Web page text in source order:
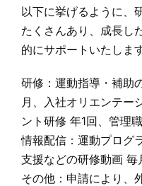
以下に挙げるように、
たくさんあり、成長し
的にサポートいたします
研修：運動指導・補助
月、入社オリエンテー
ント研修 年1回、管理
情報配信：運動プロ
支援などの研修動画 毎
その他：申請により、